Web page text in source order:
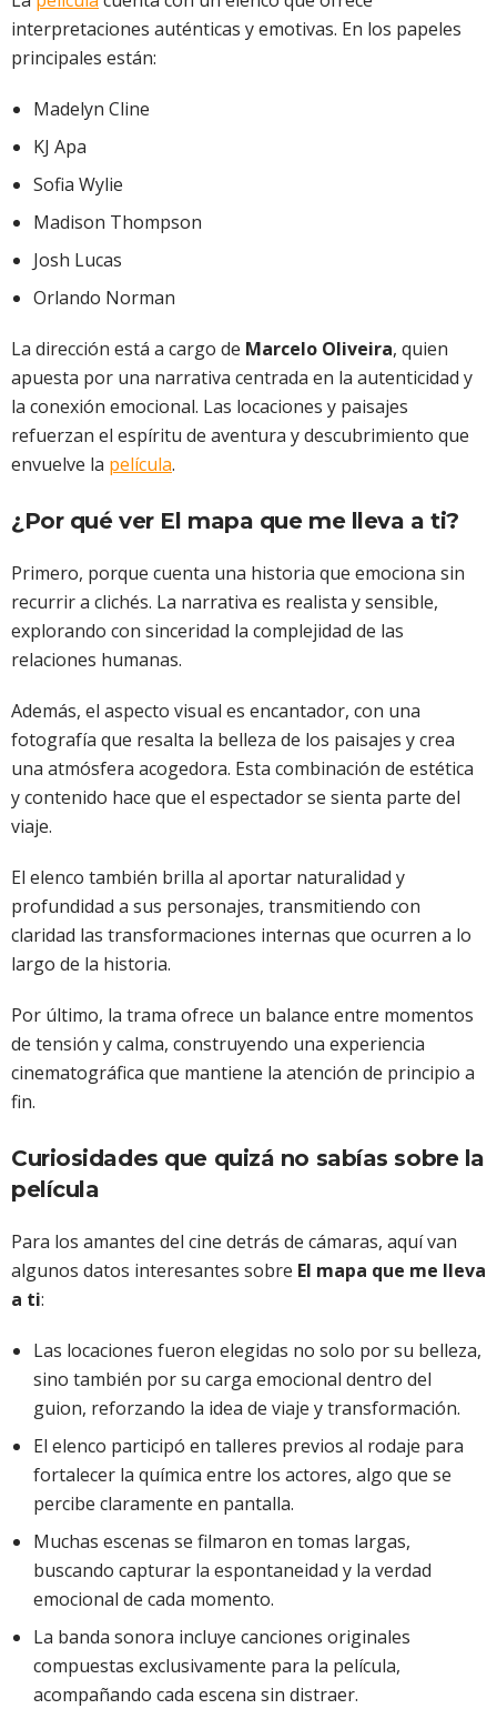
interpretaciones auténticas y emotivas. En los papeles
principales están:
Madelyn Cline
KJ Apa
Sofia Wylie
Madison Thompson
Josh Lucas
Orlando Norman
La dirección está a cargo de Marcelo Oliveira, quien
apuesta por una narrativa centrada en la autenticidad y
la conexión emocional. Las locaciones y paisajes
refuerzan el espíritu de aventura y descubrimiento que
envuelve la película.
¿Por qué ver El mapa que me lleva a ti?
Primero, porque cuenta una historia que emociona sin
recurrir a clichés. La narrativa es realista y sensible,
explorando con sinceridad la complejidad de las
relaciones humanas.
Además, el aspecto visual es encantador, con una
fotografía que resalta la belleza de los paisajes y crea
una atmósfera acogedora. Esta combinación de estética
y contenido hace que el espectador se sienta parte del
viaje.
El elenco también brilla al aportar naturalidad y
profundidad a sus personajes, transmitiendo con
claridad las transformaciones internas que ocurren a lo
largo de la historia.
Por último, la trama ofrece un balance entre momentos
de tensión y calma, construyendo una experiencia
cinematográfica que mantiene la atención de principio a
fin.
Curiosidades que quizá no sabías sobre la
película
Para los amantes del cine detrás de cámaras, aquí van
algunos datos interesantes sobre El mapa que me lleva
a ti:
Las locaciones fueron elegidas no solo por su belleza,
sino también por su carga emocional dentro del
guion, reforzando la idea de viaje y transformación.
El elenco participó en talleres previos al rodaje para
fortalecer la química entre los actores, algo que se
percibe claramente en pantalla.
Muchas escenas se filmaron en tomas largas,
buscando capturar la espontaneidad y la verdad
emocional de cada momento.
La banda sonora incluye canciones originales
compuestas exclusivamente para la película,
acompañando cada escena sin distraer.